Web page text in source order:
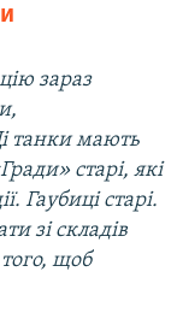
зараз
танки мають
старі, які
Гаубиці старі.
зі складів
щоб